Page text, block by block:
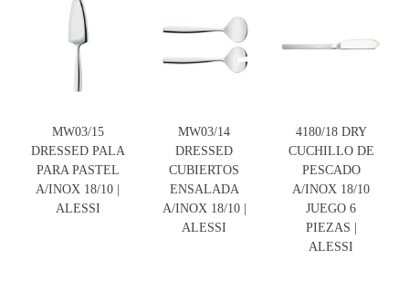
MW03/15
DRESSED PALA
PARA PASTEL
A/INOX 18/10 |
ALESSI
MW03/14
DRESSED
CUBIERTOS
ENSALADA
A/INOX 18/10 |
ALESSI
4180/18 DRY
CUCHILLO DE
PESCADO
A/INOX 18/10
JUEGO 6
PIEZAS |
ALESSI